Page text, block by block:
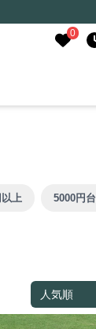
0
上 5000円台